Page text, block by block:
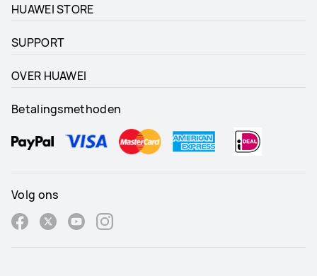
HUAWEI STORE
SUPPORT
OVER HUAWEI
Betalingsmethoden
Volg ons